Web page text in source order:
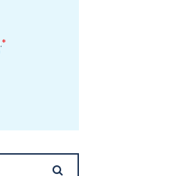
.*